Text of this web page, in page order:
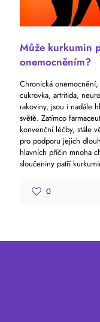
Může kurkumin
onemocněním?
Chronická
cukrovka, artritida,
rakoviny, jsou i nadále
světě. Zatímco
konvenční léčby, stále
pro podporu jejich
hlavních příčin mnoha
sloučeniny patří
0